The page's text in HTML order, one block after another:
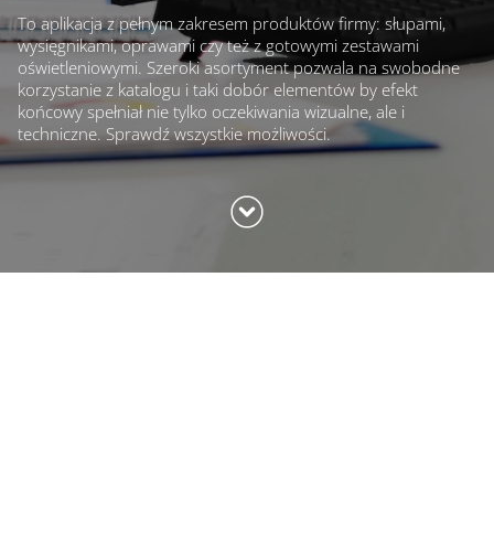
To aplikacja z pełnym zakresem produktów firmy: słupami,
wysięgnikami, oprawami czy też z gotowymi zestawami
oświetleniowymi. Szeroki asortyment pozwala na swobodne
korzystanie z katalogu i taki dobór elementów by efekt
końcowy spełniał nie tylko oczekiwania wizualne, ale i
techniczne. Sprawdź wszystkie możliwości.